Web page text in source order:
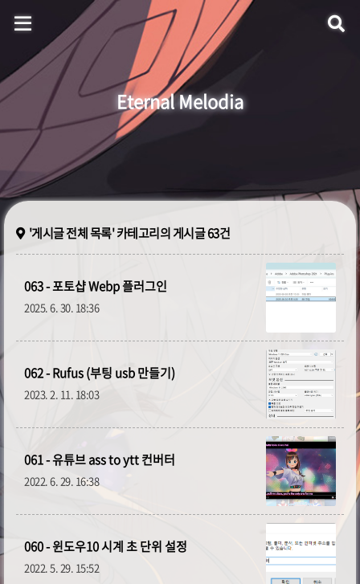
자료실
블로그로 이동
음악 플레이어
글 전체 목록 보기
Eternal Melodia
'게시글 전체 목록'카테고리의 게시글63건
063 - 포토샵 Webp 플러그인
2025. 6. 30. 18:36
062 - Rufus (부팅 usb 만들기)
2023. 2. 11. 18:03
061 - 유튜브 ass to ytt 컨버터
2022. 6. 29. 16:38
060 - 윈도우10 시계 초 단위 설정
2022. 5. 29. 15:52